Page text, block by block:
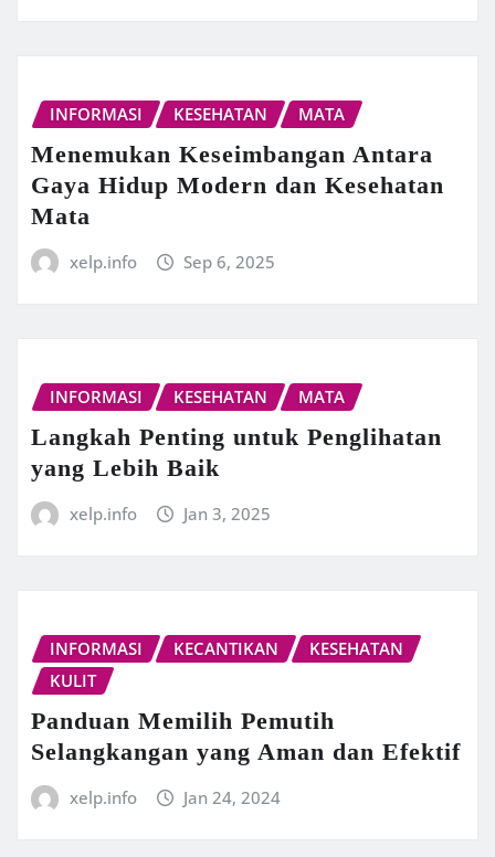
INFORMASI KESEHATAN MATA
Menemukan Keseimbangan Antara
Gaya Hidup Modern dan Kesehatan
Mata
xelp.info Sep 6, 2025
INFORMASI KESEHATAN MATA
Langkah Penting untuk Penglihatan
yang Lebih Baik
xelp.info Jan 3, 2025
INFORMASI KECANTIKAN
KESEHATAN
KULIT
Panduan Memilih Pemutih
Selangkangan yang Aman dan Efektif
xelp.info Jan 24, 2024